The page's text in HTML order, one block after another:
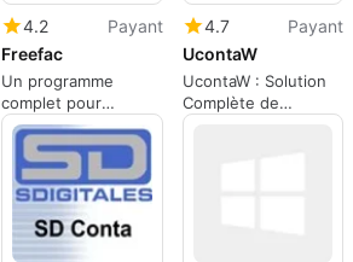
4.2
Payant
Freefac
Un programme
complet pour
Windows, par Sergio
Santana.
4.7
Payant
UcontaW
UcontaW : Solution
Complète de
Comptabilité